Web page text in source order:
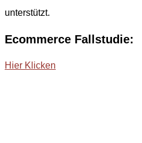
unterstützt.
Ecommerce Fallstudie:
Hier Klicken